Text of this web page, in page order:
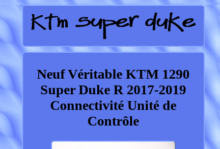
Neuf Véritable KTM 1290
Super Duke R 2017-2019
Connectivité Unité de
Contrôle